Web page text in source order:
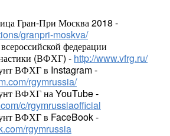
Гран-При Москва 2018 -
granpri-moskva/
федерации
(ВФХГ) - http://www.vfrg.ru/
ВФХГ в Instagram -
rgymrussia/
ВФХГ на YouTube -
c/rgymrussiaofficial
ВФХГ в FaceBook -
rgymrussia